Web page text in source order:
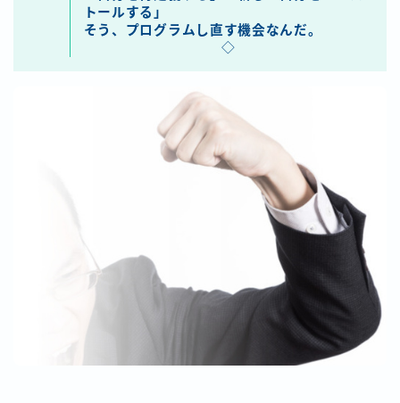
トールする」
そう、プログラムし直す機会なんだ。
◇